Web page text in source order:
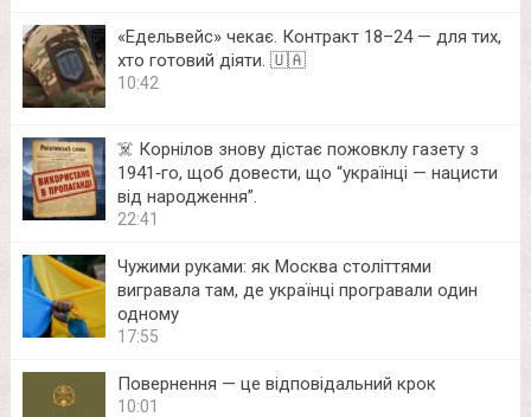
«Едельвейс» чекає. Контракт 18–24 — для тих,
хто готовий діяти. 🇺🇦
10:42
☠️ Корнілов знову дістає пожовклу газету з
1941‑го, щоб довести, що “українці — нацисти
від народження”.
22:41
Чужими руками: як Москва століттями
вигравала там, де українці програвали один
одному
17:55
Повернення — це відповідальний крок
10:01